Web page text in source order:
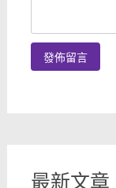
最新文章